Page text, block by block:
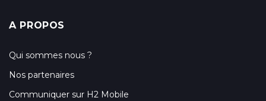
A PROPOS
Qui sommes nous ?
Nos partenaires
Communiquer sur H2 Mobile